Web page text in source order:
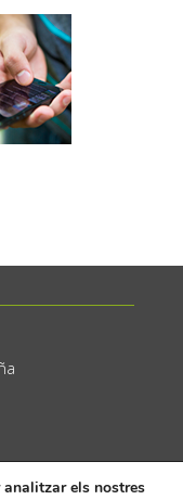
els nostres